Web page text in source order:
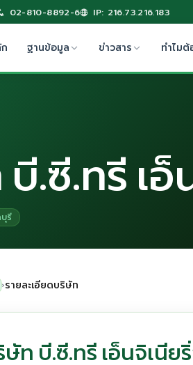
02-810-8892-6 IP: 216.73.216.183
ฐานข้อมูล ข่าวสาร ทำไมต้
.ซี.ทรี เ
รี
›รายละเอียดบริษัท
ษัท บี.ซี.ทรี เอ็นจิเนีย